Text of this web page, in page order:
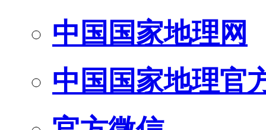
中国国家地理网
中国国家地理官